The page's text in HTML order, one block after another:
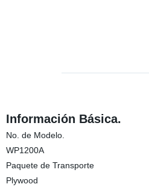
Información Básica.
No. de Modelo.
WP1200A
Paquete de Transporte
Plywood